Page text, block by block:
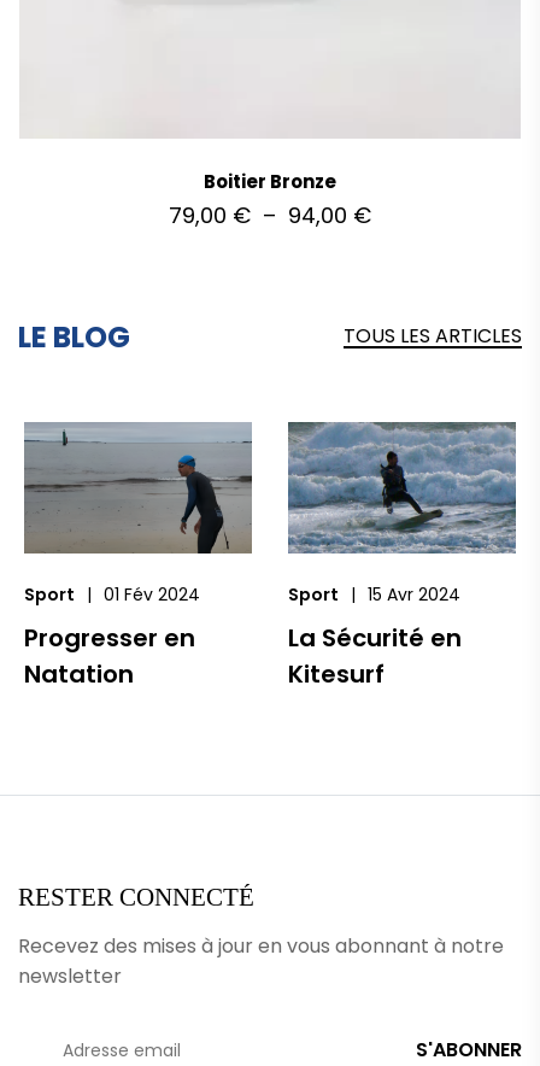
Boitier Bronze
79,00 € – 94,00 €
LE BLOG TOUS LES ARTICLES
Sport 01 Fév 2024
Progresser en
Natation
Sport 15 Avr 2024
La Sécurité en
Kitesurf
RESTER CONNECTÉ
Recevez des mises à jour en vous abonnant à notre
newsletter